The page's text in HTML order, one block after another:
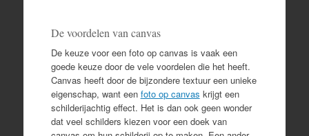
De voordelen van canvas
De keuze voor een foto op canvas is vaak een
goede keuze door de vele voordelen die het heeft.
Canvas heeft door de bijzondere textuur een unieke
eigenschap, want een foto op canvas krijgt een
schilderijachtig effect. Het is dan ook geen wonder
dat veel schilders kiezen voor een doek van